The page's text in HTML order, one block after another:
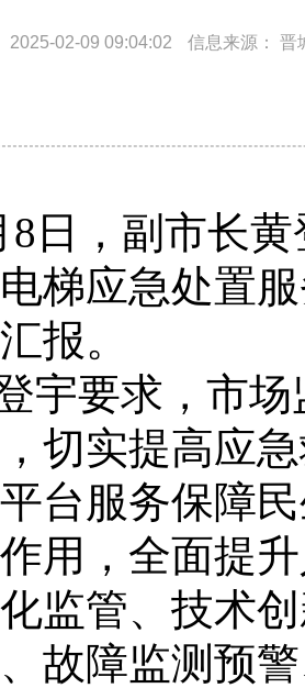
2025-02-09 09:04:02 信息来源： 晋
8日，副市长
梯应急处置
报。
宇要求，市
切实提高应
台服务保障
用，全面提
监管、技术
故障监测预